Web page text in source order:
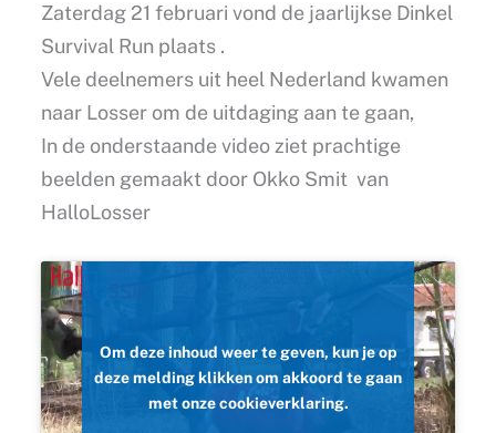
Zaterdag 21 februari vond de jaarlijkse Dinkel
Survival Run plaats .
Vele deelnemers uit heel Nederland kwamen
naar Losser om de uitdaging aan te gaan,
In de onderstaande video ziet prachtige
beelden gemaakt door Okko Smit van
HalloLosser
Om deze inhoud weer te geven, kun je op
deze melding klikken om akkoord te gaan
met onze cookieverklaring.